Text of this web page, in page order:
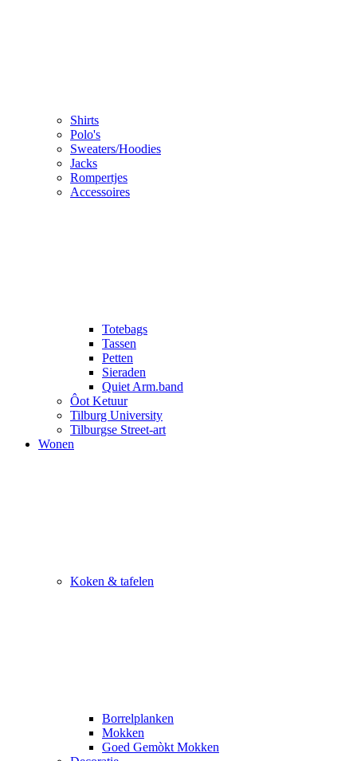
Shirts
Polo's
Sweaters/Hoodies
Jacks
Rompertjes
Accessoires
Totebags
Tassen
Petten
Sieraden
Quiet Arm.band
Ôot Ketuur
Tilburg University
Tilburgse Street-art
Wonen
Koken & tafelen
Borrelplanken
Mokken
Goed Gemòkt Mokken